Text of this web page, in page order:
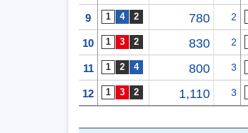
9 780 2
10 830 2
11 800 3
12 1,110 3